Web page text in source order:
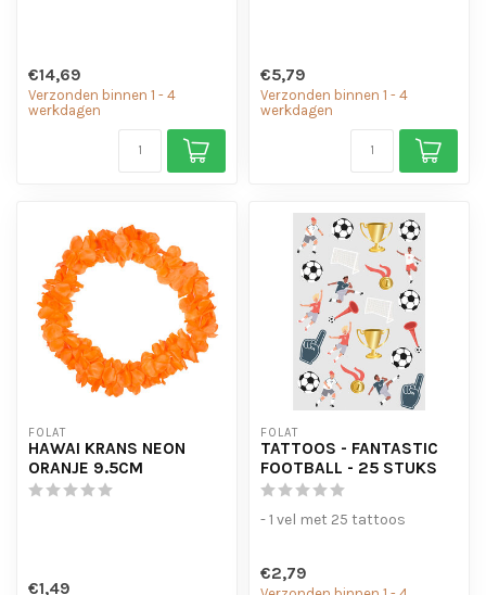
€14,69
Verzonden binnen 1 - 4
werkdagen
€5,79
Verzonden binnen 1 - 4
werkdagen
FOLAT
HAWAI KRANS NEON
ORANJE 9.5CM
€1,49
FOLAT
TATTOOS - FANTASTIC
FOOTBALL - 25 STUKS
- 1 vel met 25 tattoos
€2,79